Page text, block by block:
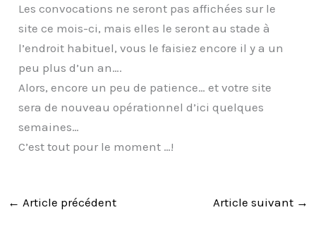
Les convocations ne seront pas affichées sur le
site ce mois-ci, mais elles le seront au stade à
l’endroit habituel, vous le faisiez encore il y a un
peu plus d’un an….
Alors, encore un peu de patience… et votre site
sera de nouveau opérationnel d’ici quelques
semaines…
C’est tout pour le moment …!
← Article précédent Article suivant →